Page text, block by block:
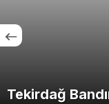
Tekirdağ